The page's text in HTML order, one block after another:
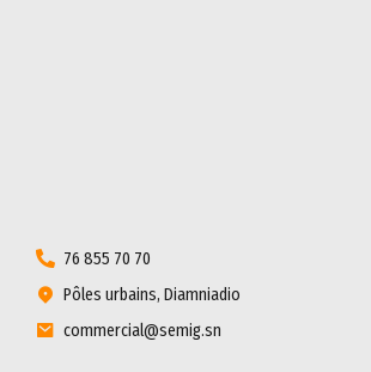
76 855 70 70
Pôles urbains, Diamniadio
commercial@semig.sn